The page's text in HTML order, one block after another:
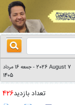
2026 August 7
-
جمعه 16 مرداد
1405
تعداد بازدید426